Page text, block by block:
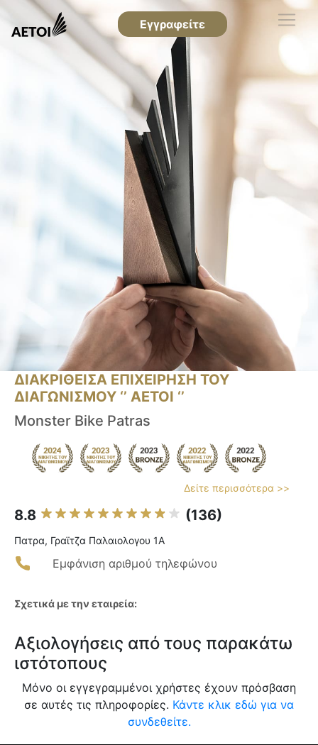
Εγγραφείτε
ΔΙΑΚΡΙΘΕΙΣΑ ΕΠΙΧΕΙΡΗΣΗ ΤΟΥ
ΔΙΑΓΩΝΙΣΜΟΥ ‘’ ΑΕΤΟΙ ‘’
Monster Bike Patras
Δείτε περισσότερα >>
8.8 (136)
Πατρα, Γραϊτζα Παλαιολογου 1A
Εμφάνιση αριθμού τηλεφώνου
Σχετικά με την εταιρεία:
Αξιολογήσεις από τους παρακάτω
ιστότοπους
Μόνο οι εγγεγραμμένοι χρήστες έχουν πρόσβαση
σε αυτές τις πληροφορίες. Κάντε κλικ εδώ για να
συνδεθείτε.